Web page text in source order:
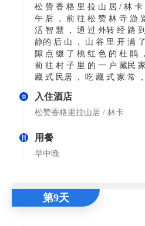
松 赞 香 格 里 拉 山 居 / 林 卡
午 后 ， 前 往 松 赞 林 寺 游
活 智 慧 ， 通 过 外转 经 路
静的 后 山 ， 山 谷 里 开 满
隙 点 缀 了 桃 红 色 的 杜 鹃
前 往 村 子 里 的 一 户 藏民
藏 式 民居 ， 吃 藏 式 家 常
入住酒店
松赞香格里拉山居 / 林卡
用餐
早中晚
第9天